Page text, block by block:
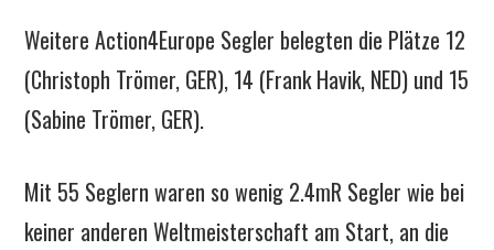
Weitere Action4Europe Segler belegten die Plätze 12
(Christoph Trömer, GER), 14 (Frank Havik, NED) und 15
(Sabine Trömer, GER).
Mit 55 Seglern waren so wenig 2.4mR Segler wie bei
keiner anderen Weltmeisterschaft am Start, an die